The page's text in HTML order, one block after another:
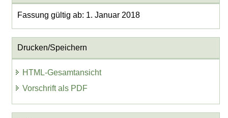
Fassung gültig ab: 1. Januar 2018
Drucken/Speichern
HTML-Gesamtansicht
Vorschrift als PDF